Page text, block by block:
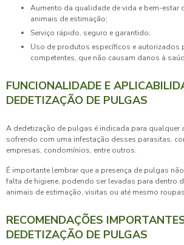
Aumento da qualidade de vida e bem-estar dos moradores e
animais de estimação;
Serviço rápido, seguro e garantido;
Uso de produtos específicos e autorizados pelos órgãos
competentes, que não causam danos à
FUNCIONALIDADE E
DEDETIZAÇÃO DE PULGAS
A dedetização de pulgas é indicada para qualquer
sofrendo com uma infestação desses parasitas,
empresas, condomínios, entre outros.
É importante lembrar que a presença de pulgas
falta de higiene, podendo ser levadas para dentro
animais de estimação, visitas ou até mesmo
RECOMENDAÇÕES
DEDETIZAÇÃO DE PULGAS